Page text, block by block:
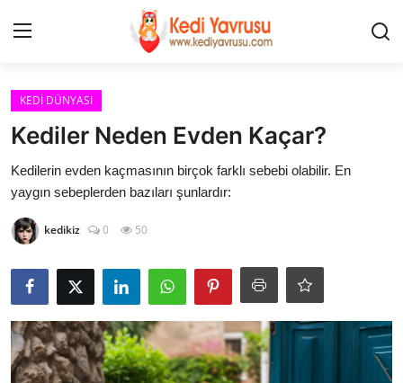
Giriş
HAKKIMIZDA
REKLAM
KEDİ CİNSLERİ
KEDİPEDİA
KEDİ BAKIMI
KEDİ DÜNYASI
Kediler Neden Evden Kaçar?
Kedilerin evden kaçmasının birçok farklı sebebi olabilir. En
yaygın sebeplerden bazıları şunlardır:
kedikiz 0 50